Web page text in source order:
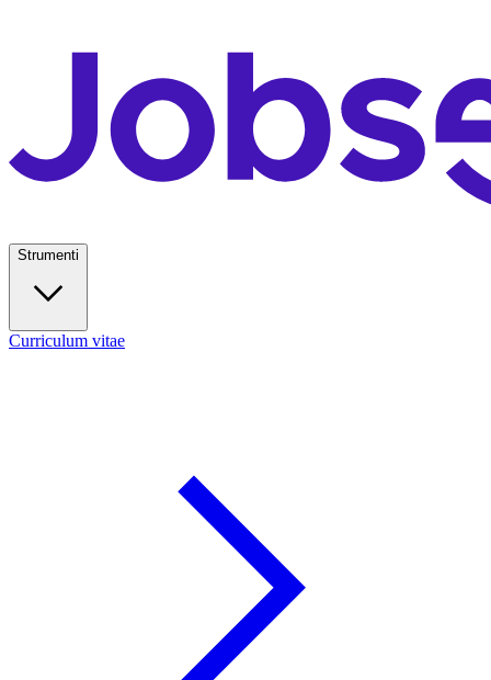
Strumenti
Curriculum vitae